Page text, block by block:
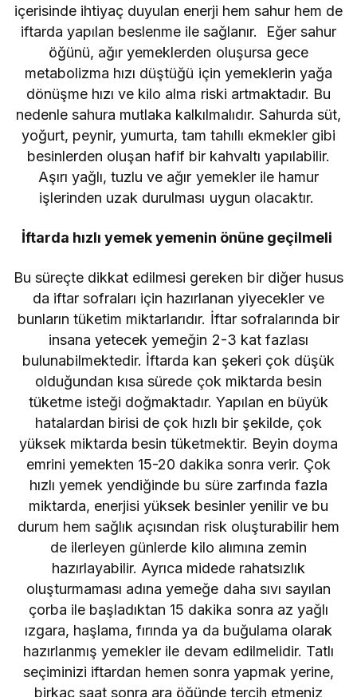
içerisinde ihtiyaç duyulan enerji hem sahur hem de
iftarda yapılan beslenme ile sağlanır. Eğer sahur
öğünü, ağır yemeklerden oluşursa gece
metabolizma hızı düştüğü için yemeklerin yağa
dönüşme hızı ve kilo alma riski artmaktadır. Bu
nedenle sahura mutlaka kalkılmalıdır. Sahurda süt,
yoğurt, peynir, yumurta, tam tahıllı ekmekler gibi
besinlerden oluşan hafif bir kahvaltı yapılabilir.
Aşırı yağlı, tuzlu ve ağır yemekler ile hamur
işlerinden uzak durulması uygun olacaktır.
İftarda hızlı yemek yemenin önüne geçilmeli
Bu süreçte dikkat edilmesi gereken bir diğer husus
da iftar sofraları için hazırlanan yiyecekler ve
bunların tüketim miktarlarıdır. İftar sofralarında bir
insana yetecek yemeğin 2-3 kat fazlası
bulunabilmektedir. İftarda kan şekeri çok düşük
olduğundan kısa sürede çok miktarda besin
tüketme isteği doğmaktadır. Yapılan en büyük
hatalardan birisi de çok hızlı bir şekilde, çok
yüksek miktarda besin tüketmektir. Beyin doyma
emrini yemekten 15-20 dakika sonra verir. Çok
hızlı yemek yendiğinde bu süre zarfında fazla
miktarda, enerjisi yüksek besinler yenilir ve bu
durum hem sağlık açısından risk oluşturabilir hem
de ilerleyen günlerde kilo alımına zemin
hazırlayabilir. Ayrıca midede rahatsızlık
oluşturmaması adına yemeğe daha sıvı sayılan
çorba ile başladıktan 15 dakika sonra az yağlı
ızgara, haşlama, fırında ya da buğulama olarak
hazırlanmış yemekler ile devam edilmelidir. Tatlı
seçiminizi iftardan hemen sonra yapmak yerine,
birkaç saat sonra ara öğünde tercih etmeniz